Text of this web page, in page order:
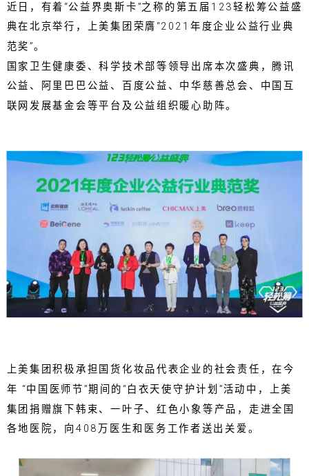
近日，有着“公益界奥斯卡”之称的第五届123轻松筹公益盛
典在北京举行，上美集团荣膺“2021年度企业公益行业典
范奖”。
国家卫生健康委、科学技术部等领导出席本次盛典，腾讯
公益、阿里巴巴公益、百度公益、中华慈善总会、中国互
联网发展基金会等平台及公益组织暖心助阵。
上美集团积极承担国货化妆品代表企业的社会责任，在今
年 “中国医师节”期间的“白衣天使守护计划”活动中，上美
集团捐赠旗下韩束、一叶子、红色小象等产品，走进全国
各地医院，向408万医生和医务工作者送出关爱。